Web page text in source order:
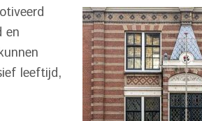
en
leeftijd,